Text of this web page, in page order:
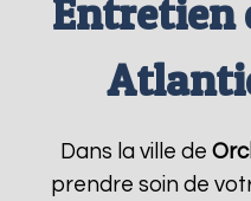
Entretien
Dans la ville de
prendre soin de